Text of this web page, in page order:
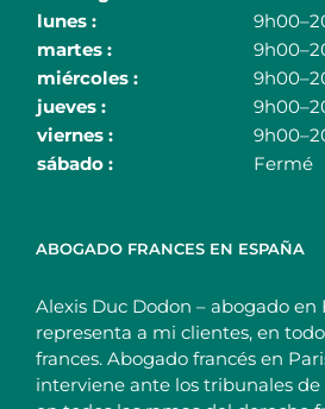
lunes :
martes :
miércoles :
jueves :
viernes :
sábado : Fermé
ABOGADO FRANCES EN ESPAÑA
Alexis Duc Dodon – abogado en
representa a mi clientes, en
frances. Abogado francés en
interviene ante los tribunales de